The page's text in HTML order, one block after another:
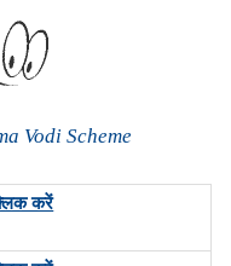
Vodi Scheme
करें